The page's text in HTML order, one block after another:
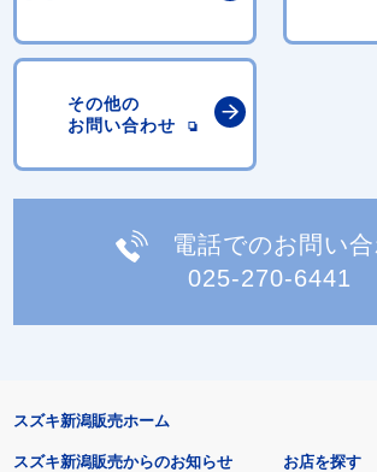
その他の
お問い合わせ
電話でのお問い
025-270-6441
スズキ新潟販売ホーム
スズキ新潟販売からのお知らせ お店を探す